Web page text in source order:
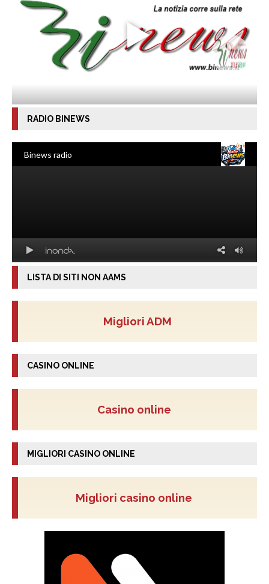
RADIO BINEWS
LISTA DI SITI NON AAMS
Migliori ADM
CASINO ONLINE
Casino online
MIGLIORI CASINO ONLINE
Migliori casino online